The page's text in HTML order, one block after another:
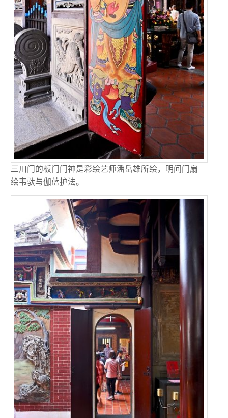
三川门的板门门神是彩绘艺师潘岳雄所绘，明间门扇
绘韦驮与伽蓝护法。